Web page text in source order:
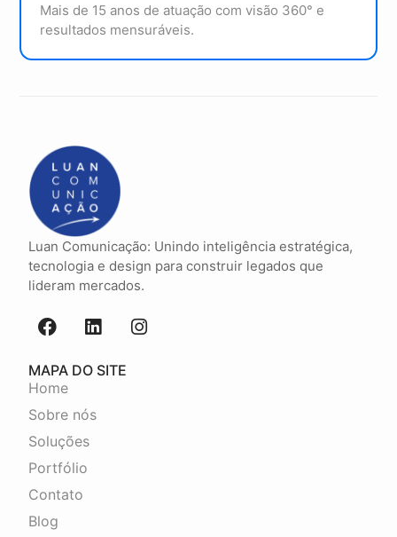
Mais de 15 anos de atuação com visão 360° e
resultados mensuráveis.
Luan Comunicação: Unindo inteligência estratégica,
tecnologia e design para construir legados que
lideram mercados.
MAPA DO SITE
Home
Sobre nós
Soluções
Portfólio
Contato
Blog